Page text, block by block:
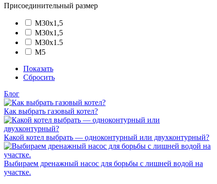
Присоединительный размер
М30x1,5
М30х1,5
М30х1.5
М5
Показать
Сбросить
Блог
Как выбрать газовый котел?
Какой котел выбрать — одноконтурный или двухконтурный?
Выбираем дренажный насос для борьбы с лишней водой на
участке.